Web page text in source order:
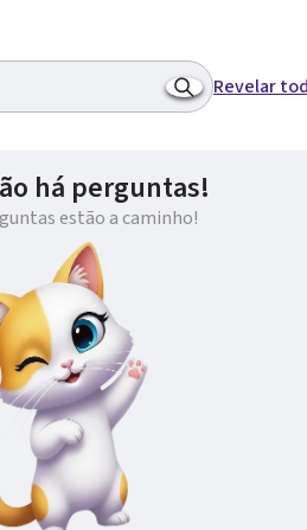
Revelar
há perguntas!
estão a caminho!